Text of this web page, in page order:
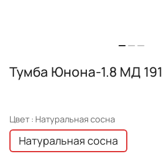
Тумба Юнона-1.8 МД 191
Цвет : Натуральная сосна
Натуральная сосна